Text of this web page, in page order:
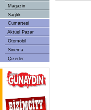
Magazin
Sağlık
Cumartesi
Aktüel Pazar
Otomobil
Sinema
Çizerler